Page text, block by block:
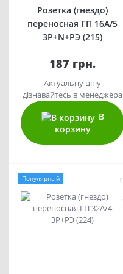
Розетка (гнездо)
переносная ГП 16А/5
3Р+N+РЭ (215)
187 грн.
Актуальну ціну
дізнавайтесь в менеджера
В
корзину
Популярный